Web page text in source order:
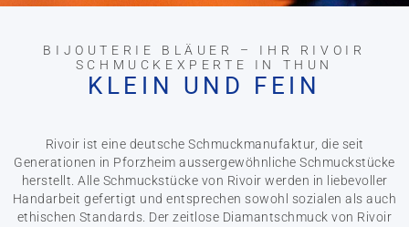
BIJOUTERIE BLÄUER – IHR RIVOIR
SCHMUCKEXPERTE IN THUN
KLEIN UND FEIN
Rivoir ist eine deutsche Schmuckmanufaktur, die seit
Generationen in Pforzheim aussergewöhnliche Schmuckstücke
herstellt. Alle Schmuckstücke von Rivoir werden in liebevoller
Handarbeit gefertigt und entsprechen sowohl sozialen als auch
ethischen Standards. Der zeitlose Diamantschmuck von Rivoir